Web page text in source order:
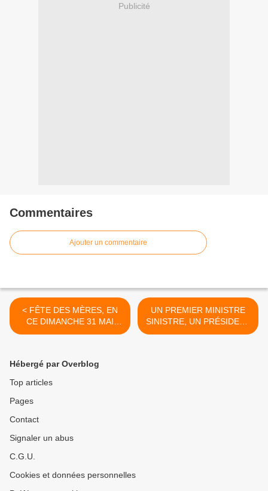
Publicité
Commentaires
Ajouter un commentaire
< FÊTE DES MÈRES, EN
CE DIMANCHE 31 MAI
2026
UN PREMIER MINISTRE
SINISTRE, UN PRÉSIDENT
CYNIQUE >
Hébergé par Overblog
Top articles
Pages
Contact
Signaler un abus
C.G.U.
Cookies et données personnelles